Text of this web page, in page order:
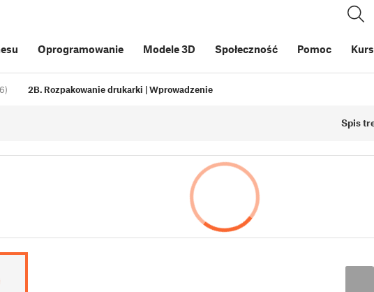
Oprogramowanie Modele 3D Społeczność Pomoc
2B. Rozpakowanie drukarki | Wprowadzenie
Spis